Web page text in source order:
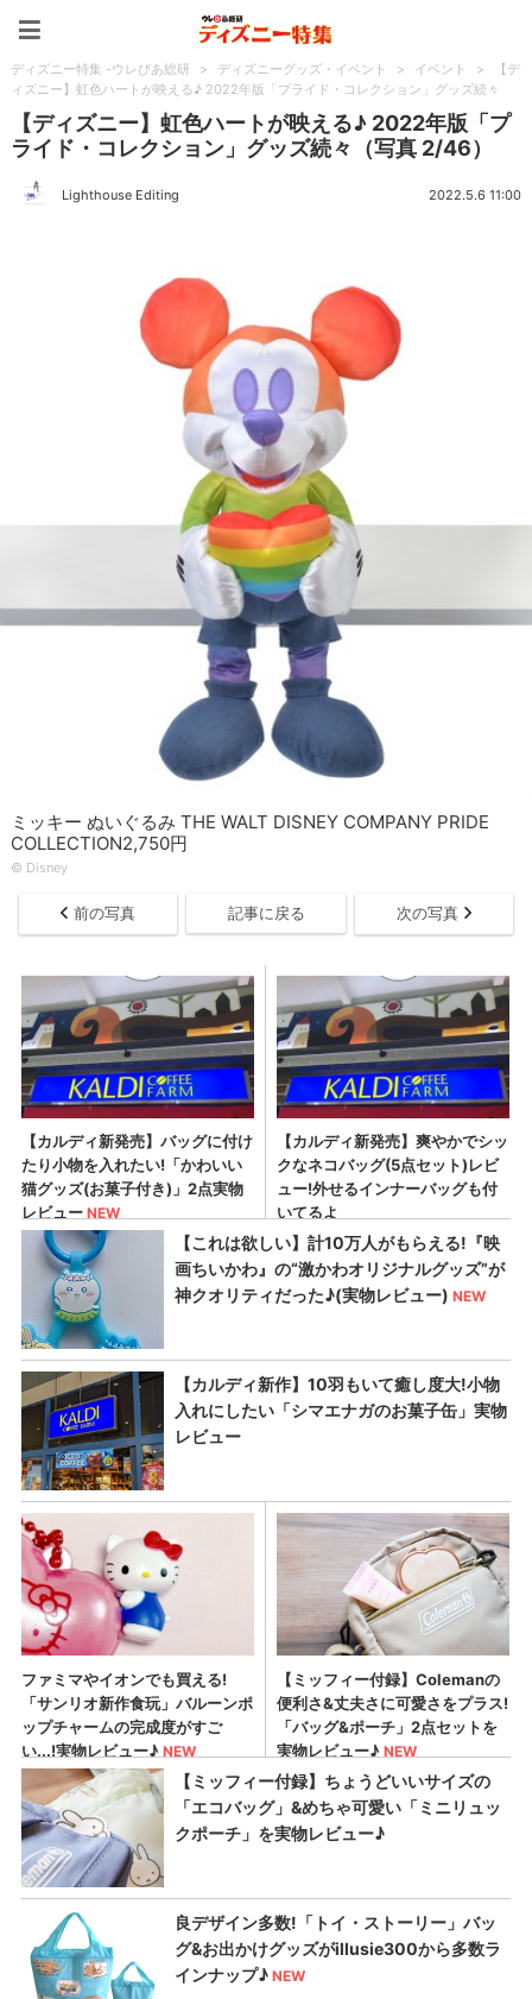
ディズニー特集 -ウレぴあ総研 > ディズニーグッズ・イベント > イベント >
【デ
ィズニー】虹色ハートが映える♪ 2022年版「プライド・コレクション」グッズ続々
【ディズニー】虹色ハートが映える♪ 2022年版「プ
ライド・コレクション」グッズ続々（写真 2/46）
Lighthouse Editing 2022.5.6 11:00
ミッキー ぬいぐるみ THE WALT DISNEY COMPANY PRIDE
COLLECTION2,750円
© Disney
前の写真 記事に戻る 次の写真